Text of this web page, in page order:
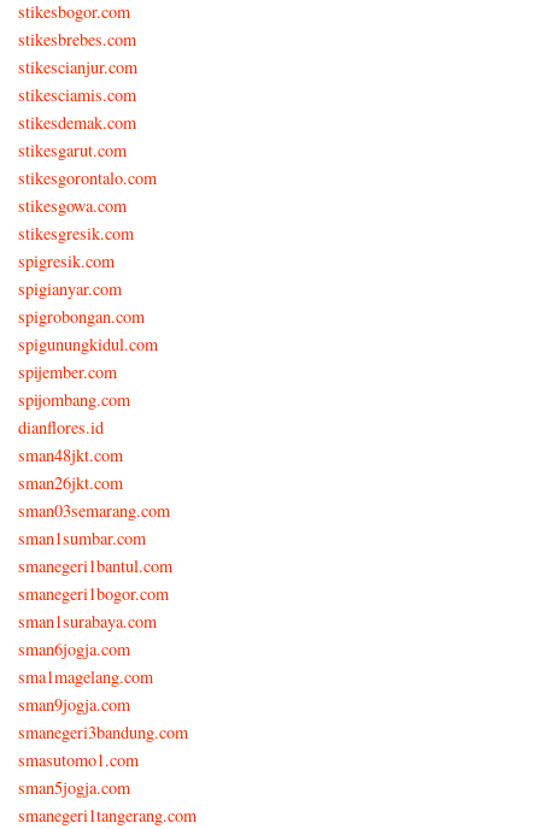
stikesbogor.com
stikesbrebes.com
stikescianjur.com
stikesciamis.com
stikesdemak.com
stikesgarut.com
stikesgorontalo.com
stikesgowa.com
stikesgresik.com
spigresik.com
spigianyar.com
spigrobongan.com
spigunungkidul.com
spijember.com
spijombang.com
dianflores.id
sman48jkt.com
sman26jkt.com
sman03semarang.com
sman1sumbar.com
smanegeri1bantul.com
smanegeri1bogor.com
sman1surabaya.com
sman6jogja.com
sma1magelang.com
sman9jogja.com
smanegeri3bandung.com
smasutomo1.com
sman5jogja.com
smanegeri1tangerang.com